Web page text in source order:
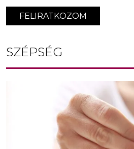
FELIRATKOZOM
SZÉPSÉG